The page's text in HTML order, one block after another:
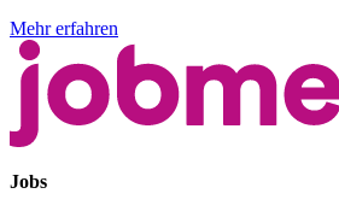
Mehr erfahren
Jobs